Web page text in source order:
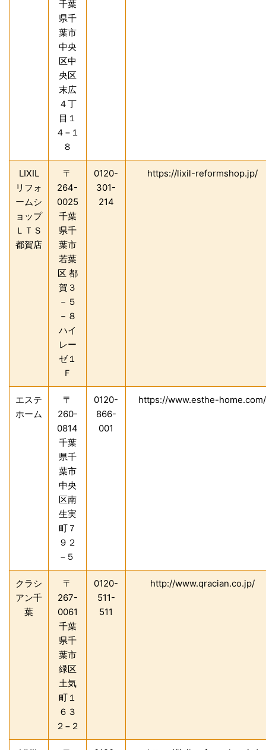
千葉
県千
葉市
中央
区中
央区
末広
４丁
目１
４−１
８
LIXIL
リフォ
ームシ
ョップ
ＬＴＳ
都賀店
〒
264-
0025
千葉
県千
葉市
若葉
区 都
賀３
－５
－８
ハイ
レー
ゼ１
Ｆ
0120-
301-
214
https://lixil-reformshop.jp/
エステ
ホーム
〒
260-
0814
千葉
県千
葉市
中央
区南
生実
町７
９２
−５
0120-
866-
001
https://www.esthe-home.com/
クラシ
アン千
葉
〒
267-
0061
千葉
県千
葉市
緑区
土気
町１
６３
２−２
0120-
511-
511
http://www.qracian.co.jp/